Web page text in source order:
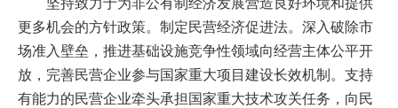
坚持致力于为非公有制经济发展营造良好环境和提供
更多机会的方针政策。制定民营经济促进法。深入破除市
场准入壁垒，推进基础设施竞争性领域向经营主体公平开
放，完善民营企业参与国家重大项目建设长效机制。支持
有能力的民营企业牵头承担国家重大技术攻关任务，向民